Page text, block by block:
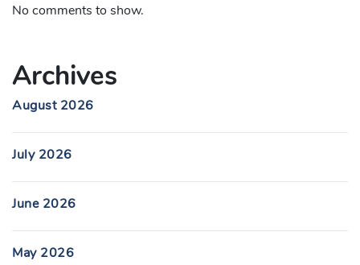
No comments to show.
Archives
August 2026
July 2026
June 2026
May 2026